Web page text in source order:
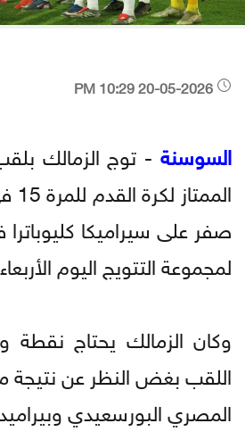
السوسنة - توج الزمالك
صفر على سيراميكا كليوباترا
لمجموعة التتويج اليوم
وكان الزمالك يحتاج
اللقب بغض النظر عن نتيجة
المصري البورسعيدي